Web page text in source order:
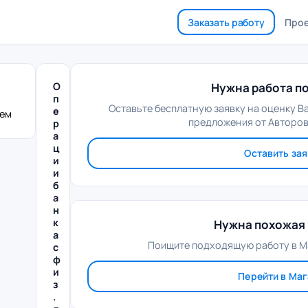
Заказать работу
О
п
е
р
а
ц
и
и
б
а
н
к
а
с
ф
и
з
.
Нужна работа
Оставьте бесплатную заявку на оценку
предложения от
Оставить
Нужна похожая
Поищите подходящую работу в
Перейти в